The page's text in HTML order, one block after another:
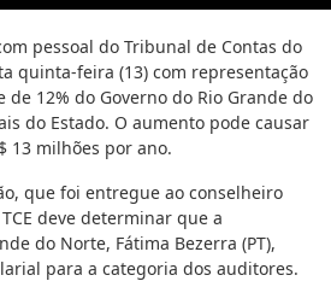
pessoal do Tribunal de Contas do
quinta-feira (13) com representação
12% do Governo do Rio Grande do
do Estado. O aumento pode causar
13 milhões por ano.
que foi entregue ao conselheiro
deve determinar que a
do Norte, Fátima Bezerra (PT),
para a categoria dos auditores.